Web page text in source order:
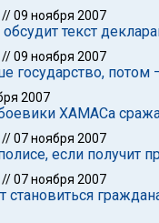
//09 ноября 2007
текст
//09 ноября 2007
государство, потом
2007
ХАМАСа
//07 ноября 2007
если получит
//07 ноября 2007
становиться